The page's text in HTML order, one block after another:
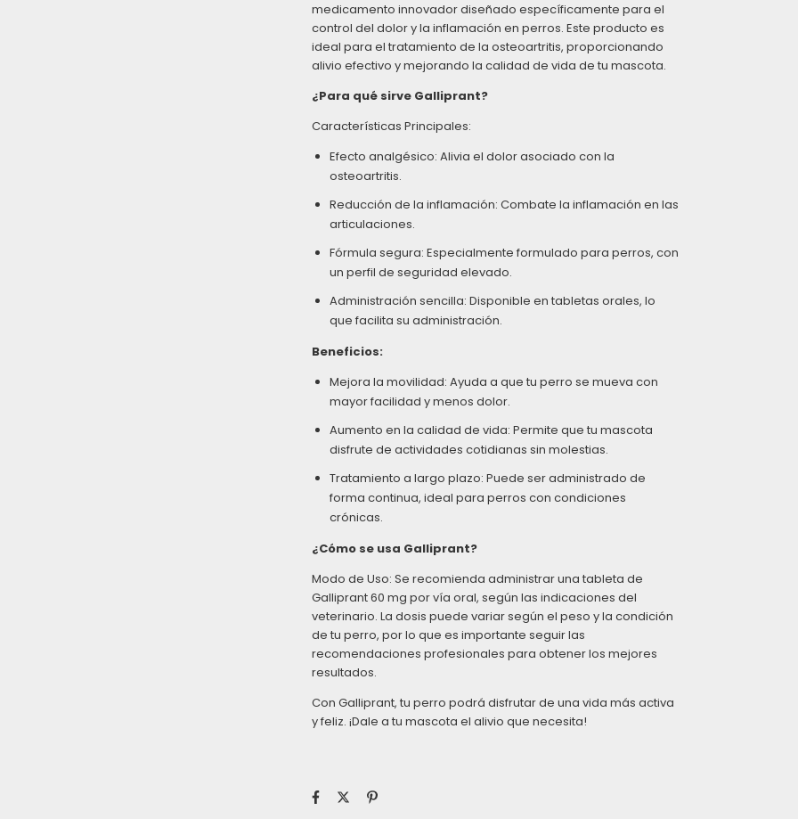
medicamento innovador diseñado específicamente para el
control del dolor y la inflamación en perros. Este producto es
ideal para el tratamiento de la osteoartritis, proporcionando
alivio efectivo y mejorando la calidad de vida de tu mascota.
¿Para qué sirve Galliprant?
Características Principales:
Efecto analgésico: Alivia el dolor asociado con la
osteoartritis.
Reducción de la inflamación: Combate la inflamación en las
articulaciones.
Fórmula segura: Especialmente formulado para perros, con
un perfil de seguridad elevado.
Administración sencilla: Disponible en tabletas orales, lo
que facilita su administración.
Beneficios:
Mejora la movilidad: Ayuda a que tu perro se mueva con
mayor facilidad y menos dolor.
Aumento en la calidad de vida: Permite que tu mascota
disfrute de actividades cotidianas sin molestias.
Tratamiento a largo plazo: Puede ser administrado de
forma continua, ideal para perros con condiciones
crónicas.
¿Cómo se usa Galliprant?
Modo de Uso: Se recomienda administrar una tableta de
Galliprant 60 mg por vía oral, según las indicaciones del
veterinario. La dosis puede variar según el peso y la condición
de tu perro, por lo que es importante seguir las
recomendaciones profesionales para obtener los mejores
resultados.
Con Galliprant, tu perro podrá disfrutar de una vida más activa
y feliz. ¡Dale a tu mascota el alivio que necesita!